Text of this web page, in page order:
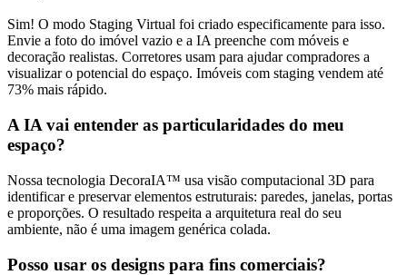
Sim! O modo Staging Virtual foi criado especificamente para isso.
Envie a foto do imóvel vazio e a IA preenche com móveis e
decoração realistas. Corretores usam para ajudar compradores a
visualizar o potencial do espaço. Imóveis com staging vendem até
73% mais rápido.
A IA vai entender as particularidades do meu
espaço?
Nossa tecnologia DecoraIA™ usa visão computacional 3D para
identificar e preservar elementos estruturais: paredes, janelas, portas
e proporções. O resultado respeita a arquitetura real do seu
ambiente, não é uma imagem genérica colada.
Posso usar os designs para fins comerciais?